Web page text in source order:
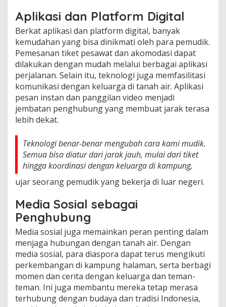
Aplikasi dan Platform Digital
Berkat aplikasi dan platform digital, banyak
kemudahan yang bisa dinikmati oleh para pemudik.
Pemesanan tiket pesawat dan akomodasi dapat
dilakukan dengan mudah melalui berbagai aplikasi
perjalanan. Selain itu, teknologi juga memfasilitasi
komunikasi dengan keluarga di tanah air. Aplikasi
pesan instan dan panggilan video menjadi
jembatan penghubung yang membuat jarak terasa
lebih dekat.
Teknologi benar-benar mengubah cara kami mudik.
Semua bisa diatur dari jarak jauh, mulai dari tiket
hingga koordinasi dengan keluarga di kampung,
ujar seorang pemudik yang bekerja di luar negeri.
Media Sosial sebagai
Penghubung
Media sosial juga memainkan peran penting dalam
menjaga hubungan dengan tanah air. Dengan
media sosial, para diaspora dapat terus mengikuti
perkembangan di kampung halaman, serta berbagi
momen dan cerita dengan keluarga dan teman-
teman. Ini juga membantu mereka tetap merasa
terhubung dengan budaya dan tradisi Indonesia,